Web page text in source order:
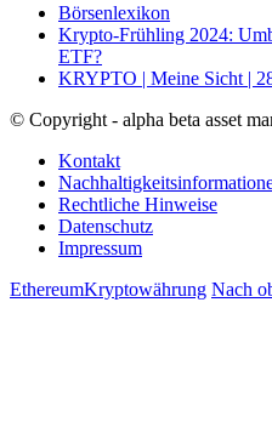
Börsenlexikon
Krypto-Frühling 2024:
ETF?
KRYPTO | Meine Sicht |
© Copyright - alpha beta asset
Kontakt
Rechtliche Hinweise
Datenschutz
Impressum
EthereumKryptowährung Nach